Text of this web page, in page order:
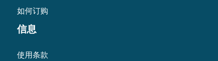
如何订购
信息
使用条款